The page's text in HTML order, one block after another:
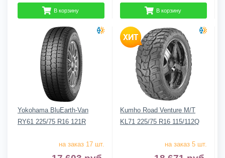
В корзину В корзину
Yokohama BluEarth-Van
RY61 225/75 R16 121R
на заказ 17 шт.
Kumho Road Venture M/T
KL71 225/75 R16 115/112Q
на заказ 5 шт.